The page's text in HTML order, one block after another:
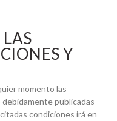
Y
momento las
publicadas
condiciones irá en